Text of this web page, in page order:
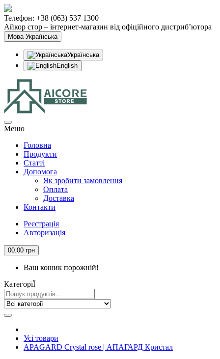
Телефон: +38 (063) 537 1300
Айкор стор – інтернет-магазин від офіційного дистриб’ютора
Мова Українська
Українська
English
Меню
Головна
Продукти
Статтi
Допомога
Як зробити замовлення
Оплата
Доставка
Контакти
Реєстрація
Авторизація
00.00 грн
Ваш кошик порожній!
КатегорiЇ
Усi товари
APAGARD Crystal rose | АПАГАРД Кристал